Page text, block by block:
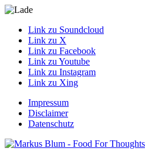
Link zu Soundcloud
Link zu X
Link zu Facebook
Link zu Youtube
Link zu Instagram
Link zu Xing
Impressum
Disclaimer
Datenschutz